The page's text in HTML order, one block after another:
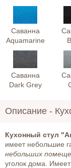
Саванна
Aquamarine
Саванна
Dark Grey
Описание -
Кухонный стул
имеет небольшие
небольших
уголок дома. Имеет